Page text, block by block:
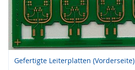
Gefertigte Leiterplatten (Vorderseite)